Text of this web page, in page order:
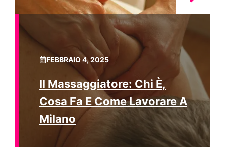
FEBBRAIO 4, 2025
Il Massaggiatore: Chi È,
Cosa Fa E Come Lavorare A
Milano